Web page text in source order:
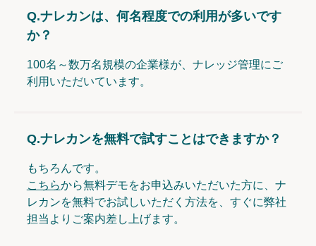
Q.ナレカンは、何名程度での利用が多いです
か？
100名～数万名規模の企業様が、ナレッジ管理にご
利用いただいています。
Q.ナレカンを無料で試すことはできますか？
もちろんです。
こちらから無料デモをお申込みいただいた方に、ナ
レカンを無料でお試しいただく方法を、すぐに弊社
担当よりご案内差し上げます。